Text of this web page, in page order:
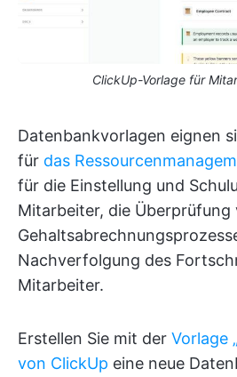
ClickUp-Vorlage für
Datenbankvorlagen eignen
für das
für die Einstellung und
Mitarbeiter, die Überprüfung
Nachverfolgung des
Mitarbeiter.
Erstellen Sie mit der Vorlage
von ClickUp eine neue